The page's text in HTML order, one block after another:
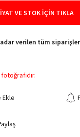
VE STOK İÇIN TIKLA
verilen tüm siparişler